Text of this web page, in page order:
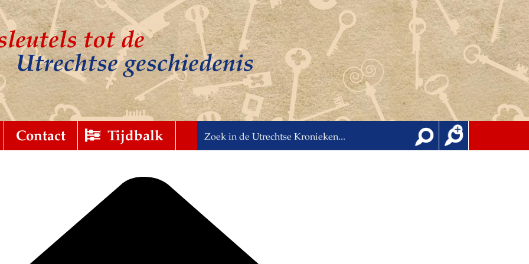
tot de
Utrechtse geschiedenis
Contact Tijdbalk